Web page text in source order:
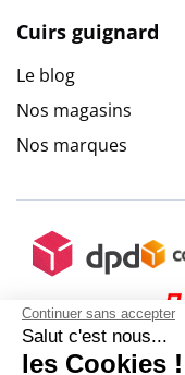
Continuer sans accepter
Salut c'est nous...
les Cookies !
Cuirs guignard
Le blog
Nos magasins
Nos marques